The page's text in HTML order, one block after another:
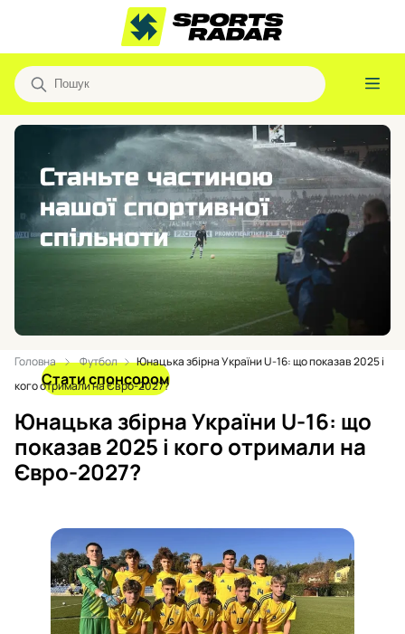
Стати спонсором
Головна Футбол
Юнацька збірна України U-16: що показав 2025 і
кого отримали на Євро-2027?
Юнацька збірна України U-16: що
показав 2025 і кого отримали на
Євро-2027?